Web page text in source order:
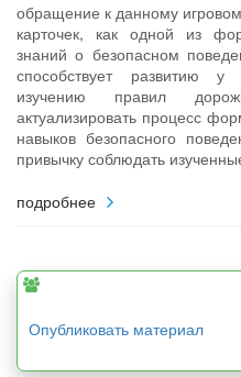
обращение к данному
карточек, как одной из
знаний о безопасном
способствует развитию у
изучению правил
актуализировать процесс
навыков безопасного
привычку соблюдать
подробнее
Опубликовать материал